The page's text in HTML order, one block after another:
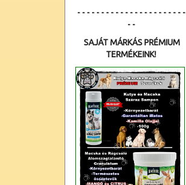
- - - - - - - - - - - - - - - - - - - - - - -
- -
SAJÁT MÁRKÁS PRÉMIUM
TERMÉKEINK!